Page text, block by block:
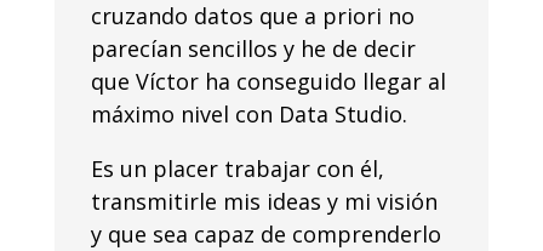
cruzando datos que a priori no
parecían sencillos y he de decir
que Víctor ha conseguido llegar al
máximo nivel con Data Studio.
Es un placer trabajar con él,
transmitirle mis ideas y mi visión
y que sea capaz de comprenderlo